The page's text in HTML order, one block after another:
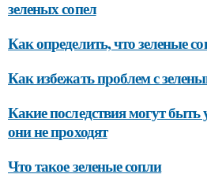
зеленых сопел
Как определить, что зеленые
Как избежать проблем с
Какие последствия могут быть
они не проходят
Что такое зеленые сопли